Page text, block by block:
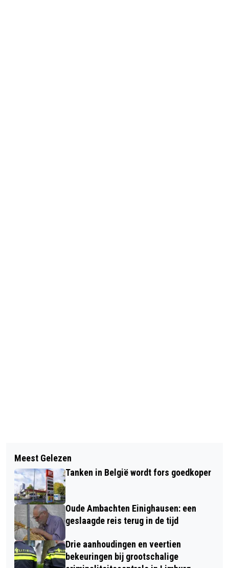
ACTIVITEITEN IN BOSS-PARK IN
SITTARD-OOST
RADIOCAMPAGNE WAKKER DIER
TEGEN 'SLOOPMELK'
Meest Gelezen
Tanken in België wordt fors goedkoper
Oude Ambachten Einighausen: een
geslaagde reis terug in de tijd
Drie aanhoudingen en veertien
bekeuringen bij grootschalige